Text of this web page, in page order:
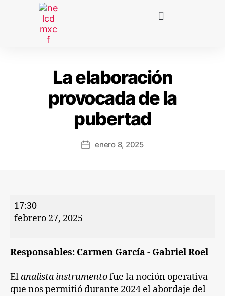
La elaboración
provocada de la
pubertad
enero 8, 2025
17:30
febrero 27, 2025
Responsables: Carmen García - Gabriel Roel
Elanalista instrumentofue la noción operativa
que nos permitió durante 2024 el abordaje del